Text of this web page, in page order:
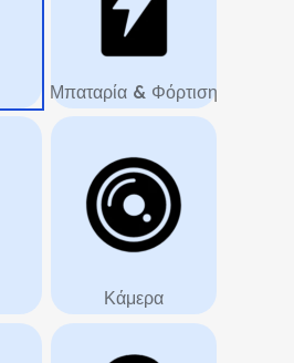
Μπαταρία & Φόρτιση
Κάμερα